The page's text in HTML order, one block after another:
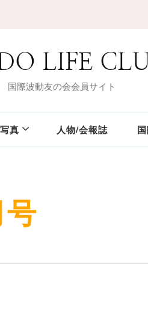
LIFE
国際波動友の会会員サイト
真 人物/会報誌
号